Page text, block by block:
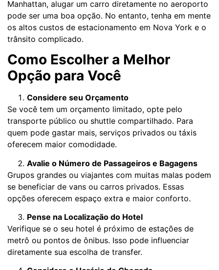
Manhattan, alugar um carro diretamente no aeroporto
pode ser uma boa opção. No entanto, tenha em mente
os altos custos de estacionamento em Nova York e o
trânsito complicado.
Como Escolher a Melhor
Opção para Você
Considere seu Orçamento
Se você tem um orçamento limitado, opte pelo
transporte público ou shuttle compartilhado. Para
quem pode gastar mais, serviços privados ou táxis
oferecem maior comodidade.
Avalie o Número de Passageiros e Bagagens
Grupos grandes ou viajantes com muitas malas podem
se beneficiar de vans ou carros privados. Essas
opções oferecem espaço extra e maior conforto.
Pense na Localização do Hotel
Verifique se o seu hotel é próximo de estações de
metrô ou pontos de ônibus. Isso pode influenciar
diretamente sua escolha de transfer.